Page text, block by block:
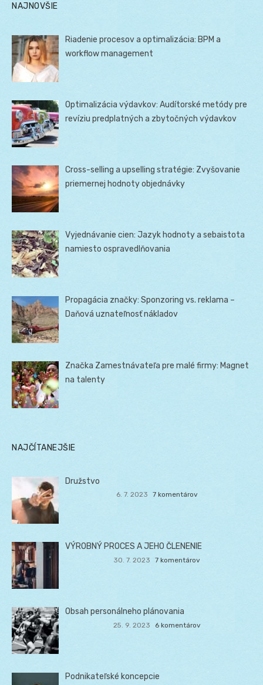
NAJNOVŠIE
Riadenie procesov a optimalizácia: BPM a
workflow management
Optimalizácia výdavkov: Audítorské metódy pre
revíziu predplatných a zbytočných výdavkov
Cross-selling a upselling stratégie: Zvyšovanie
priemernej hodnoty objednávky
Vyjednávanie cien: Jazyk hodnoty a sebaistota
namiesto ospravedlňovania
Propagácia značky: Sponzoring vs. reklama –
Daňová uznateľnosť nákladov
Značka Zamestnávateľa pre malé firmy: Magnet
na talenty
NAJČÍTANEJŠIE
Družstvo
6. 7. 2023 7 komentárov
VÝROBNÝ PROCES A JEHO ČLENENIE
30. 7. 2023 7 komentárov
Obsah personálneho plánovania
25. 9. 2023 6 komentárov
Podnikateľské koncepcie